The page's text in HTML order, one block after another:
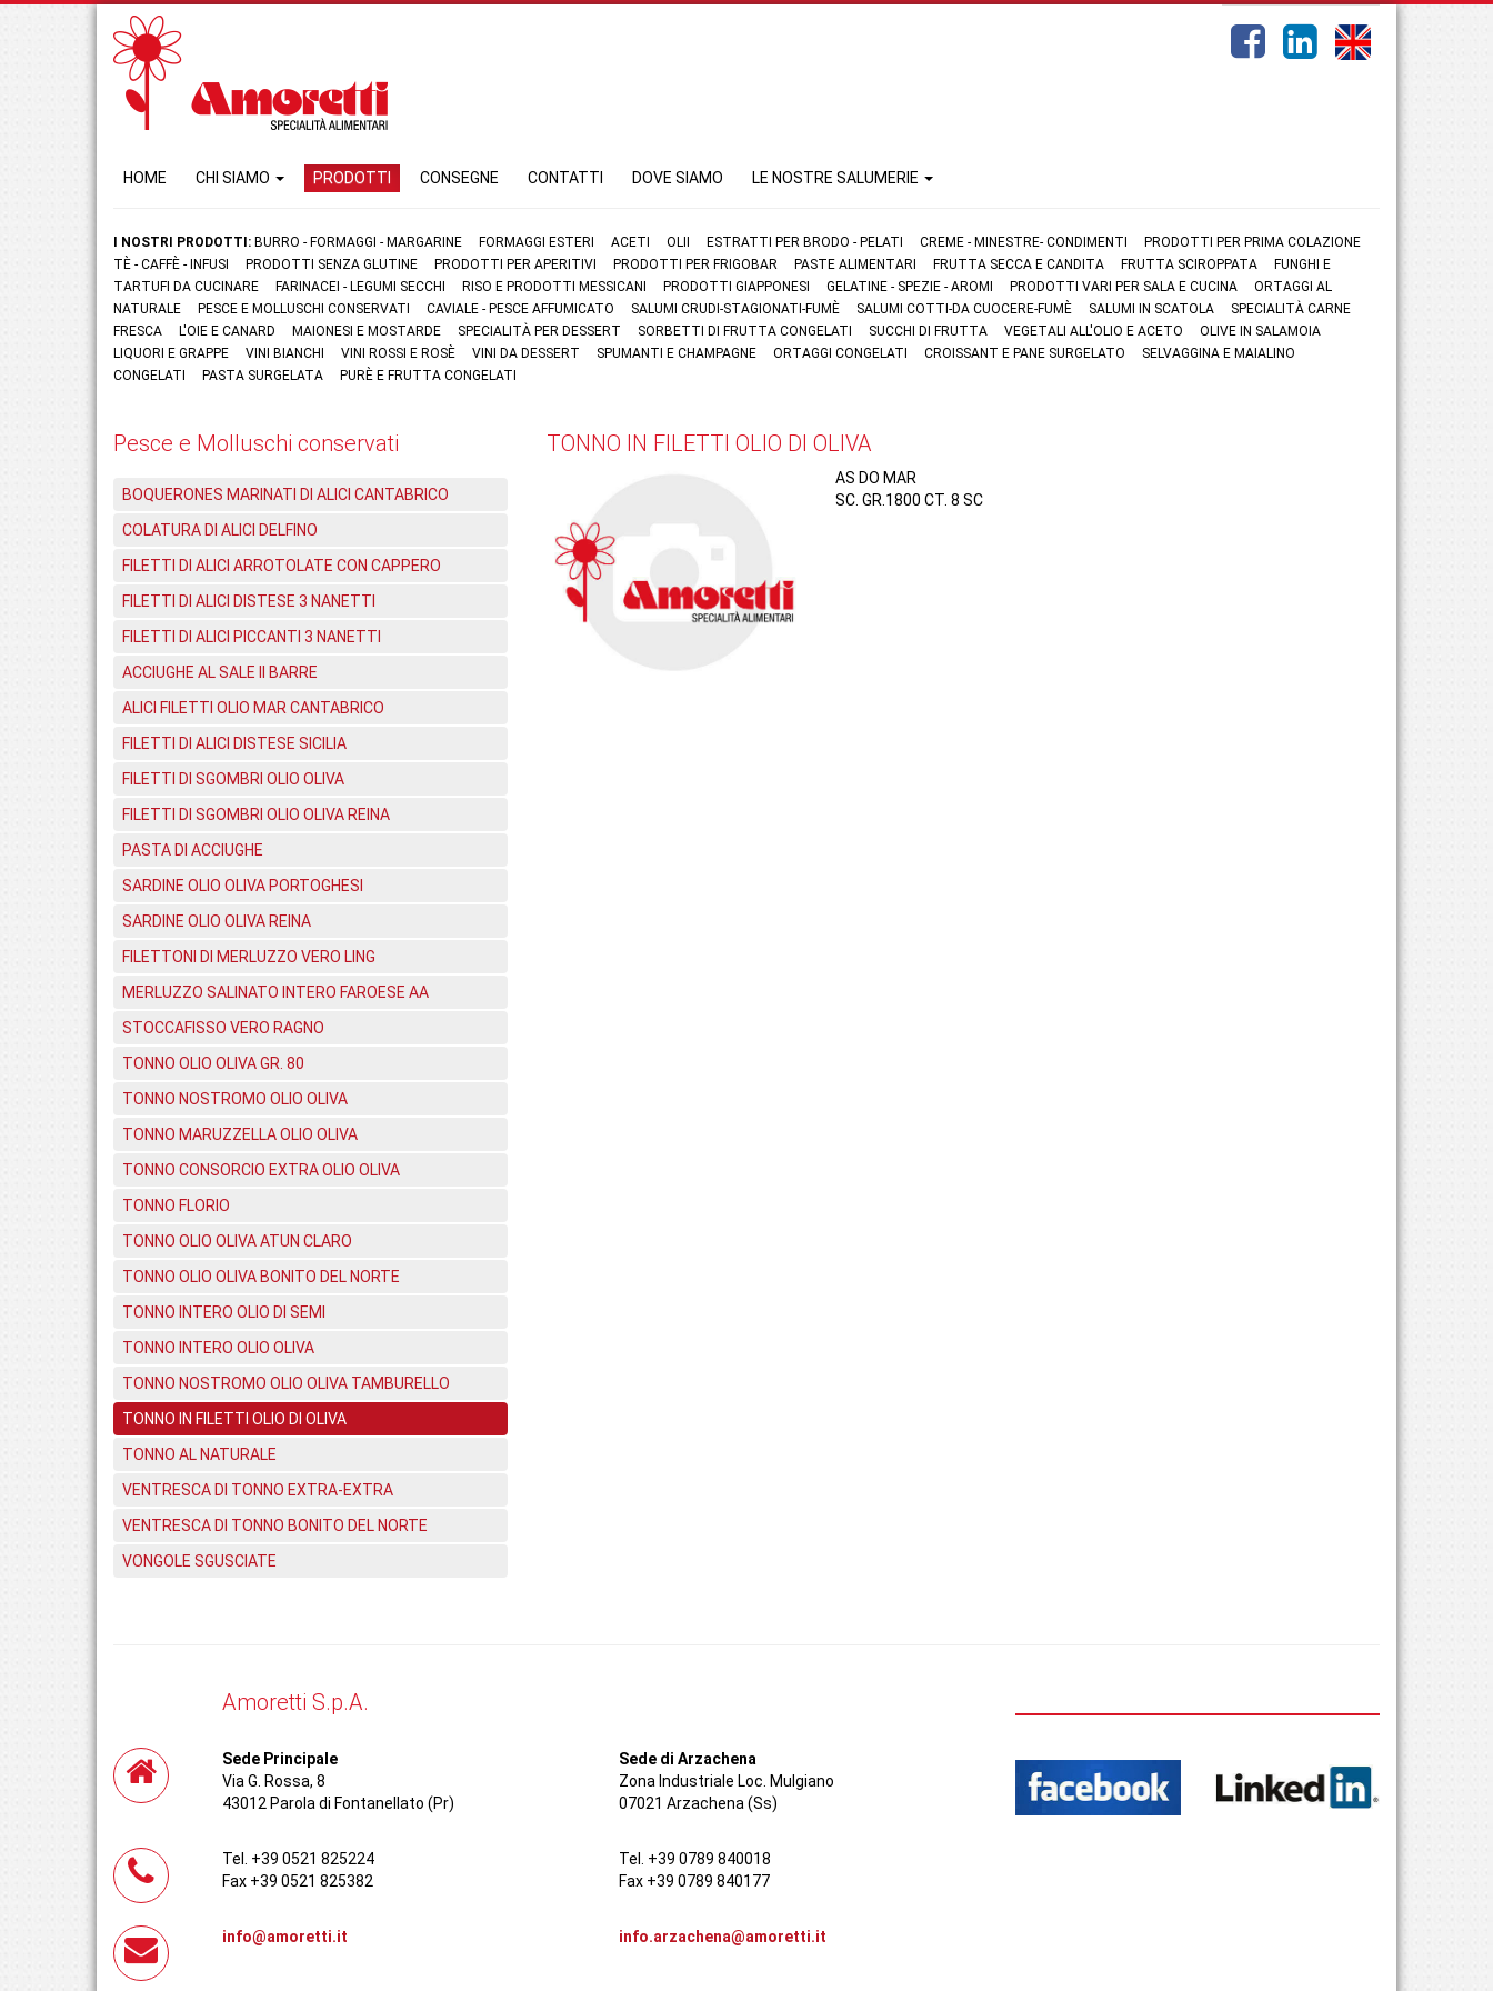
HOME CHI SIAMO PRODOTTI CONSEGNE CONTATTI DOVE SIAMO LE NOSTRE SALUMERIE
I NOSTRI PRODOTTI: BURRO - FORMAGGI - MARGARINE FORMAGGI ESTERI ACETI OLII ESTRATTI PER BRODO - PELATI CREME - MINESTRE- CONDIMENTI
PRODOTTI PER PRIMA COLAZIONE
TÈ - CAFFÈ - INFUSI
PRODOTTI SENZA GLUTINE PRODOTTI PER APERITIVI PRODOTTI PER FRIGOBAR PASTE ALIMENTARI FRUTTA SECCA E CANDITA FRUTTA SCIROPPATA
FUNGHI E
TARTUFI DA CUCINARE
FARINACEI - LEGUMI SECCHI RISO E PRODOTTI MESSICANI PRODOTTI GIAPPONESI GELATINE - SPEZIE - AROMI PRODOTTI VARI PER SALA E CUCINA
ORTAGGI AL
NATURALE
PESCE E MOLLUSCHI CONSERVATI CAVIALE - PESCE AFFUMICATO SALUMI CRUDI-STAGIONATI-FUMÈ SALUMI COTTI-DA CUOCERE-FUMÈ SALUMI IN SCATOLA
SPECIALITÀ CARNE
FRESCA
L'OIE E CANARD MAIONESI E MOSTARDE SPECIALITÀ PER DESSERT SORBETTI DI FRUTTA CONGELATI SUCCHI DI FRUTTA VEGETALI ALL'OLIO E ACETO
OLIVE IN SALAMOIA
LIQUORI E GRAPPE
VINI BIANCHI VINI ROSSI E ROSÈ VINI DA DESSERT SPUMANTI E CHAMPAGNE ORTAGGI CONGELATI CROISSANT E PANE SURGELATO
SELVAGGINA E MAIALINO
CONGELATI
PASTA SURGELATA PURÈ E FRUTTA CONGELATI
Pesce e Molluschi conservati
BOQUERONES MARINATI DI ALICI CANTABRICO
COLATURA DI ALICI DELFINO
FILETTI DI ALICI ARROTOLATE CON CAPPERO
FILETTI DI ALICI DISTESE 3 NANETTI
FILETTI DI ALICI PICCANTI 3 NANETTI
ACCIUGHE AL SALE II BARRE
ALICI FILETTI OLIO MAR CANTABRICO
FILETTI DI ALICI DISTESE SICILIA
FILETTI DI SGOMBRI OLIO OLIVA
FILETTI DI SGOMBRI OLIO OLIVA REINA
PASTA DI ACCIUGHE
SARDINE OLIO OLIVA PORTOGHESI
SARDINE OLIO OLIVA REINA
FILETTONI DI MERLUZZO VERO LING
MERLUZZO SALINATO INTERO FAROESE AA
STOCCAFISSO VERO RAGNO
TONNO OLIO OLIVA GR. 80
TONNO NOSTROMO OLIO OLIVA
TONNO MARUZZELLA OLIO OLIVA
TONNO CONSORCIO EXTRA OLIO OLIVA
TONNO FLORIO
TONNO OLIO OLIVA ATUN CLARO
TONNO OLIO OLIVA BONITO DEL NORTE
TONNO INTERO OLIO DI SEMI
TONNO INTERO OLIO OLIVA
TONNO NOSTROMO OLIO OLIVA TAMBURELLO
TONNO IN FILETTI OLIO DI OLIVA
TONNO AL NATURALE
VENTRESCA DI TONNO EXTRA-EXTRA
VENTRESCA DI TONNO BONITO DEL NORTE
VONGOLE SGUSCIATE
TONNO IN FILETTI OLIO DI OLIVA
AS DO MAR
SC. GR.1800 CT. 8 SC
Amoretti S.p.A.
Sede Principale
Via G. Rossa, 8
43012 Parola di Fontanellato (Pr)
Tel. +39 0521 825224
Fax +39 0521 825382
info@amoretti.it
Sede di Arzachena
Zona Industriale Loc. Mulgiano
07021 Arzachena (Ss)
Tel. +39 0789 840018
Fax +39 0789 840177
info.arzachena@amoretti.it